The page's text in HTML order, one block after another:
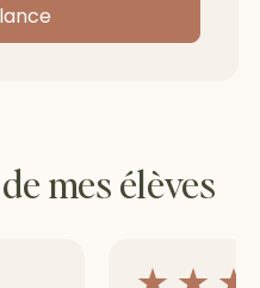
mes élèves